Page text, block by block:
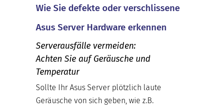
Wie Sie defekte oder verschlissene
Asus Server Hardware erkennen
Serverausfälle vermeiden:
Achten Sie auf Geräusche und
Temperatur
Sollte Ihr Asus Server plötzlich laute
Geräusche von sich geben, wie z.B.